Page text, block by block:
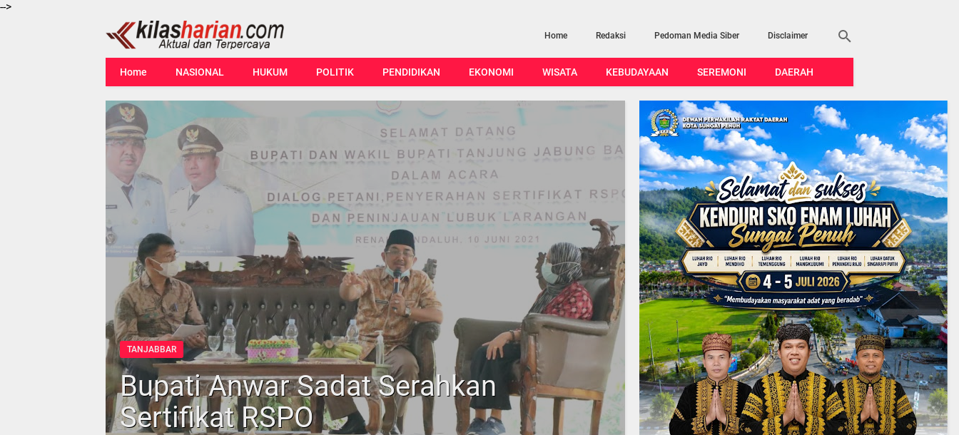
-->
Home Redaksi Pedoman Media Siber Disclaimer
Home NASIONAL HUKUM POLITIK PENDIDIKAN EKONOMI WISATA KEBUDAYAAN SEREMONI DAERAH
TANJABBAR
Bupati Anwar Sadat Serahkan
Sertifikat RSPO